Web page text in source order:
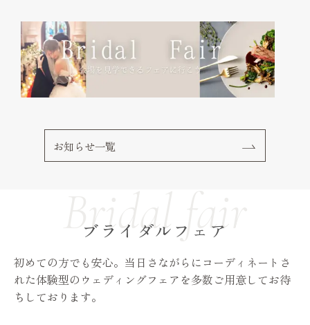
お知らせ一覧
ブライダルフェア
初めての方でも安心。当日さながらにコーディネートさ
れた体験型のウェディングフェアを多数ご用意してお待
ちしております。